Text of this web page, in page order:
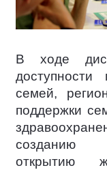
В ходе
семей,
поддержки
созданию
открытию